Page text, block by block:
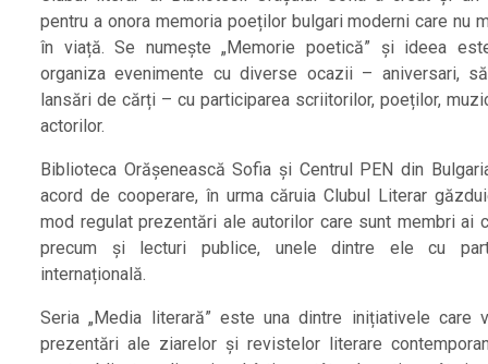
pentru a onora memoria poeților bulgari moderni care nu
în viață. Se numește „Memorie poetică” și ideea
organiza evenimente cu diverse ocazii – aniversari,
lansări de cărți – cu participarea scriitorilor, poeților,
actorilor.
Biblioteca Orășenească Sofia și Centrul PEN din
acord de cooperare, în urma căruia Clubul Literar
mod regulat prezentări ale autorilor care sunt membri ai
precum și lecturi publice, unele dintre ele cu
internațională.
Seria „Media literară” este una dintre inițiativele care
prezentări ale ziarelor și revistelor literare